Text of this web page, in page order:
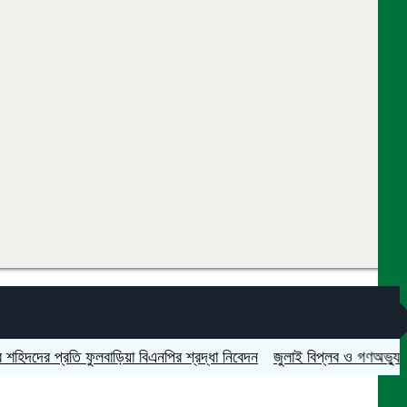
ফুলবাড়িয়া বিএনপির শ্রদ্ধা নিবেদন
জুলাই বিপ্লব ও গণঅভ্যুত্থান দিবস